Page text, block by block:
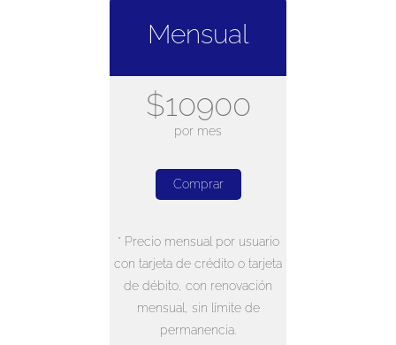
Mensual
$10900
por mes
Comprar
* Precio mensual por usuario
con tarjeta de crédito o tarjeta
de débito, con renovación
mensual, sin límite de
permanencia.